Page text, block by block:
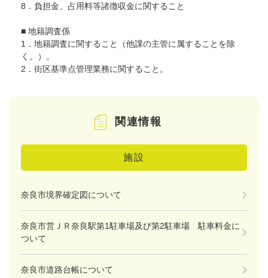
8．負担金、占用料等諸徴収金に関すること
■ 地籍調査係
1．地籍調査に関すること（他課の主管に属することを除
く。）。
2．街区基準点管理業務に関すること。
関連情報
施設
奈良市境界確定図について
奈良市営ＪＲ奈良駅第1駐車場及び第2駐車場 駐車料金に
ついて
奈良市道路台帳について